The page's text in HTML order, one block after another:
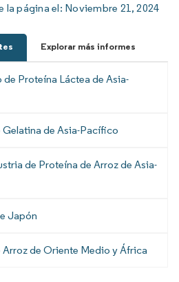
la página el: Noviembre 21, 2024
Explorar más informes
Proteína Láctea de Asia-
de Asia-Pacífico
de Proteína de Arroz de Asia-
Japón
de Oriente Medio y África